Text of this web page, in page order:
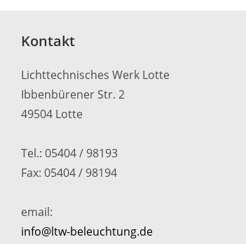
Kontakt
Lichttechnisches Werk Lotte
Ibbenbürener Str. 2
49504 Lotte
Tel.: 05404 / 98193
Fax: 05404 / 98194
email:
info@ltw-beleuchtung.de